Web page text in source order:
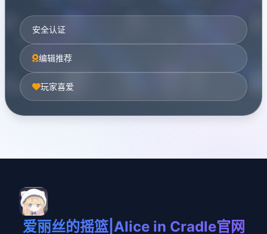
安全认证
编辑推荐
玩家喜爱
爱丽丝的摇篮|Alice in Cradle官网